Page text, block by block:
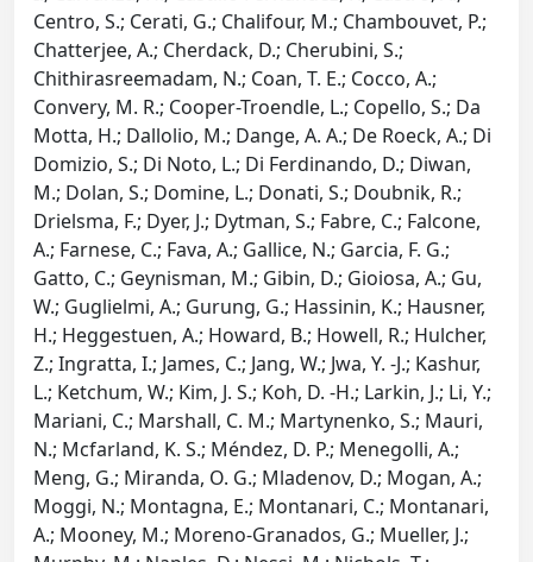
Centro, S.; Cerati, G.; Chalifour, M.; Chambouvet, P.;
Chatterjee, A.; Cherdack, D.; Cherubini, S.;
Chithirasreemadam, N.; Coan, T. E.; Cocco, A.;
Convery, M. R.; Cooper-Troendle, L.; Copello, S.; Da
Motta, H.; Dallolio, M.; Dange, A. A.; De Roeck, A.; Di
Domizio, S.; Di Noto, L.; Di Ferdinando, D.; Diwan,
M.; Dolan, S.; Domine, L.; Donati, S.; Doubnik, R.;
Drielsma, F.; Dyer, J.; Dytman, S.; Fabre, C.; Falcone,
A.; Farnese, C.; Fava, A.; Gallice, N.; Garcia, F. G.;
Gatto, C.; Geynisman, M.; Gibin, D.; Gioiosa, A.; Gu,
W.; Guglielmi, A.; Gurung, G.; Hassinin, K.; Hausner,
H.; Heggestuen, A.; Howard, B.; Howell, R.; Hulcher,
Z.; Ingratta, I.; James, C.; Jang, W.; Jwa, Y. -J.; Kashur,
L.; Ketchum, W.; Kim, J. S.; Koh, D. -H.; Larkin, J.; Li, Y.;
Mariani, C.; Marshall, C. M.; Martynenko, S.; Mauri,
N.; Mcfarland, K. S.; Méndez, D. P.; Menegolli, A.;
Meng, G.; Miranda, O. G.; Mladenov, D.; Mogan, A.;
Moggi, N.; Montagna, E.; Montanari, C.; Montanari,
A.; Mooney, M.; Moreno-Granados, G.; Mueller, J.;